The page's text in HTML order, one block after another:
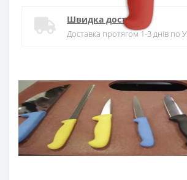
Швидка доставка
Доставка протягом 1-3 днів по
10 років гарантія на ножі
Купуй в кредит
Оплата частинами або миттєва
від ПриватБанку